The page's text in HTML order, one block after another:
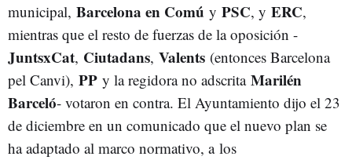
municipal, Barcelona en Comú y PSC, y ERC,
mientras que el resto de fuerzas de la oposición -
JuntsxCat, Ciutadans, Valents (entonces Barcelona
pel Canvi), PP y la regidora no adscrita Marilén
Barceló- votaron en contra. El Ayuntamiento dijo el 23
de diciembre en un comunicado que el nuevo plan se
ha adaptado al marco normativo, a los